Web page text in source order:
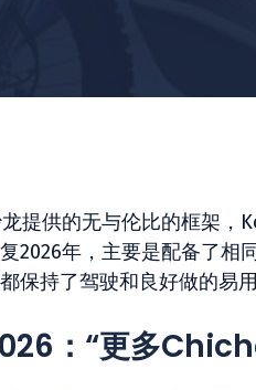
提供的无与伦比的框架，
2026年，主要是配备了相
保持了驾驶和良好做的易
：“更多